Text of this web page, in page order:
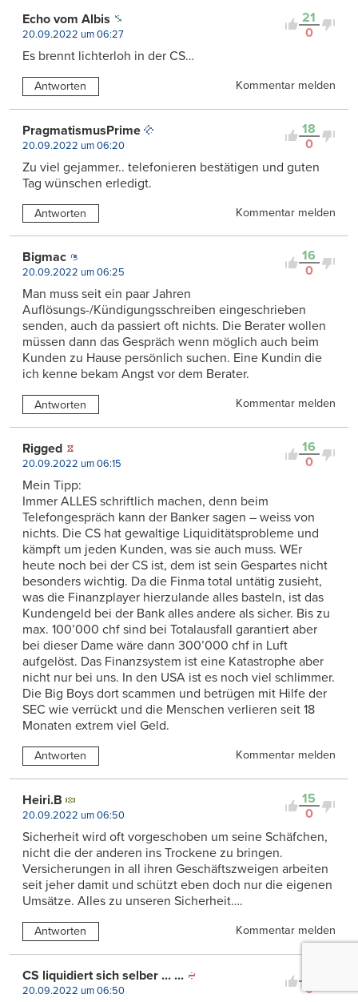
21
0
Echo vom Albis
20.09.2022 um 06:27
Es brennt lichterloh in der CS…
Antworten Kommentar melden
18
0
PragmatismusPrime
20.09.2022 um 06:20
Zu viel gejammer.. telefonieren bestätigen und guten
Tag wünschen erledigt.
Antworten Kommentar melden
16
0
Bigmac
20.09.2022 um 06:25
Man muss seit ein paar Jahren
Auflösungs-/Kündigungsschreiben eingeschrieben
senden, auch da passiert oft nichts. Die Berater wollen
müssen dann das Gespräch wenn möglich auch beim
Kunden zu Hause persönlich suchen. Eine Kundin die
ich kenne bekam Angst vor dem Berater.
Antworten Kommentar melden
16
0
Rigged
20.09.2022 um 06:15
Mein Tipp:
Immer ALLES schriftlich machen, denn beim
Telefongespräch kann der Banker sagen – weiss von
nichts. Die CS hat gewaltige Liquiditätsprobleme und
kämpft um jeden Kunden, was sie auch muss. WEr
heute noch bei der CS ist, dem ist sein Gespartes nicht
besonders wichtig. Da die Finma total untätig zusieht,
was die Finanzplayer hierzulande alles basteln, ist das
Kundengeld bei der Bank alles andere als sicher. Bis zu
max. 100’000 chf sind bei Totalausfall garantiert aber
bei dieser Dame wäre dann 300’000 chf in Luft
aufgelöst. Das Finanzsystem ist eine Katastrophe aber
nicht nur bei uns. In den USA ist es noch viel schlimmer.
Die Big Boys dort scammen und betrügen mit Hilfe der
SEC wie verrückt und die Menschen verlieren seit 18
Monaten extrem viel Geld.
Antworten Kommentar melden
15
0
Heiri.B
20.09.2022 um 06:50
Sicherheit wird oft vorgeschoben um seine Schäfchen,
nicht die der anderen ins Trockene zu bringen.
Versicherungen in all ihren Geschäftszweigen arbeiten
seit jeher damit und schützt eben doch nur die eigenen
Umsätze. Alles zu unseren Sicherheit….
Antworten Kommentar melden
0
CS liquidiert sich selber ... ...
20.09.2022 um 06:50